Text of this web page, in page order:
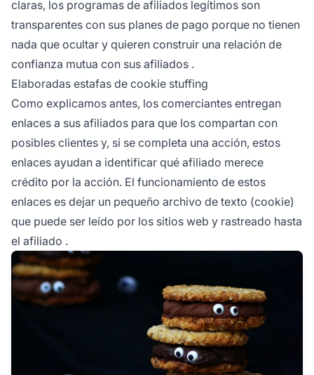
claras, los programas de afiliados legítimos son
transparentes con sus planes de pago porque no tienen
nada que ocultar y quieren construir una relación de
confianza mutua con sus afiliados .
Elaboradas estafas de cookie stuffing
Como explicamos antes, los comerciantes entregan
enlaces a sus afiliados para que los compartan con
posibles clientes y, si se completa una acción, estos
enlaces ayudan a identificar qué afiliado merece
crédito por la acción. El funcionamiento de estos
enlaces es dejar un pequeño archivo de texto (cookie)
que puede ser leído por los sitios web y rastreado hasta
el afiliado .